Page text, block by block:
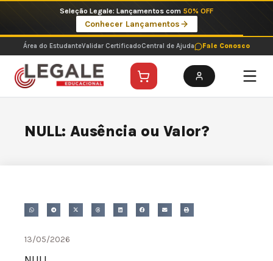
o
conteúdo
Seleção Legale: Lançamentos com 50% OFF
Conhecer Lançamentos
Área do EstudanteValidar CertificadoCentral de Ajuda Fale Conosco
NULL: Ausência ou Valor?
13/05/2026